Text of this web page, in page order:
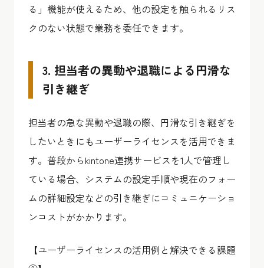
る」機能が使えるため、他の設定を触られるリス
クのない状態で業務を委任できます。
3. 担当者の異動や退職による円滑な
引き継ぎ
担当者の急な異動や退職の際、円滑な引き継ぎを
したいときにもユーザーライセンスを活用できま
す。普段からkintone連携サービスを1人で管理し
ている場合、システムの設定手順や現在のフォー
ムの詳細設定などの引き継ぎにコミュニケーショ
ンコストがかかります。
【ユーザーライセンスの活用例と解決できる課題